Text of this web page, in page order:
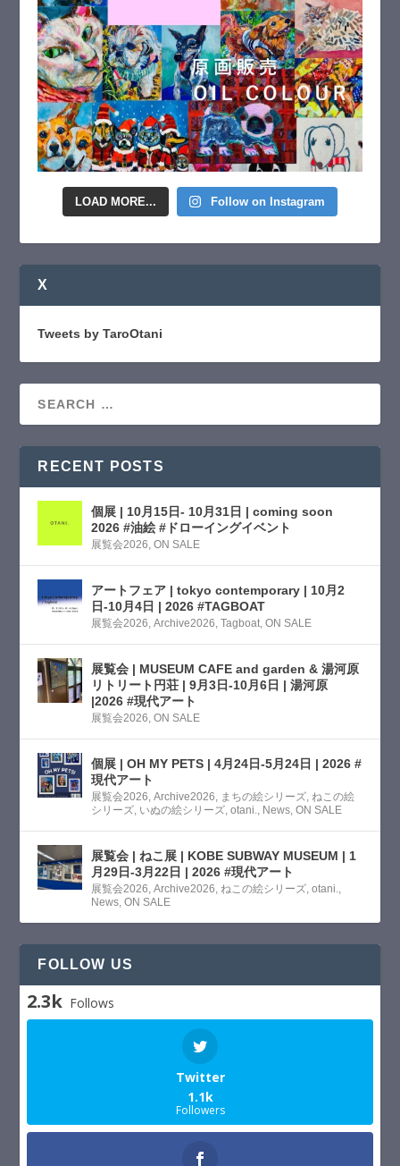
LOAD MORE... Follow on Instagram
X
Tweets by TaroOtani
RECENT POSTS
個展 | 10月15日- 10月31日 | coming soon
2026 #油絵 #ドローイングイベント
展覧会2026,ON SALE
アートフェア | tokyo contemporary | 10月2
日-10月4日 | 2026 #TAGBOAT
展覧会2026,Archive2026,Tagboat,ON SALE
展覧会 | MUSEUM CAFE and garden & 湯河原
リトリート円荘 | 9月3日-10月6日 | 湯河原
|2026 #現代アート
展覧会2026,ON SALE
個展 | OH MY PETS | 4月24日-5月24日 | 2026 #
現代アート
展覧会2026,Archive2026, まちの絵シリーズ,ねこの絵
シリーズ, いぬの絵シリーズ,otani., News,ON SALE
展覧会 | ねこ展 | KOBE SUBWAY MUSEUM | 1
月29日-3月22日 | 2026 #現代アート
展覧会2026,Archive2026,ねこの絵シリーズ,otani.,
News,ON SALE
FOLLOW US
2.3k Follows
Twitter
1.1k
Followers